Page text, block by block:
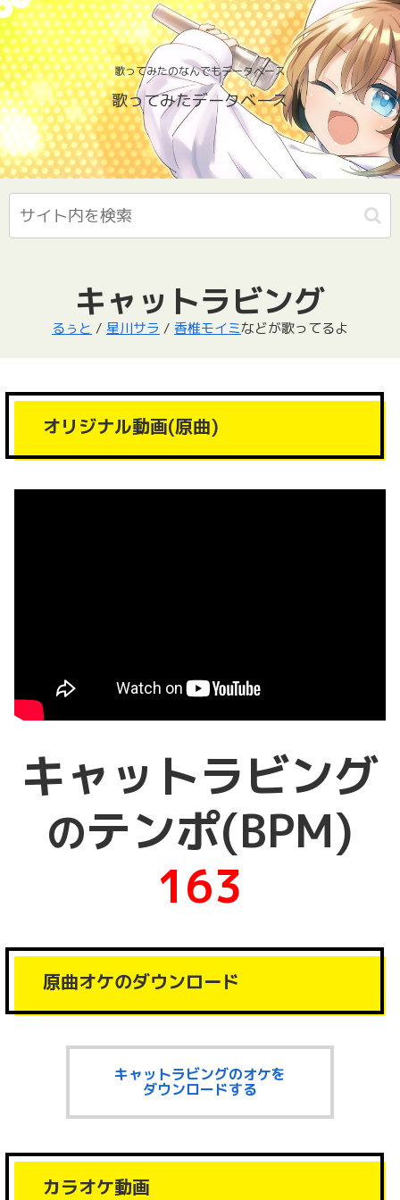
歌ってみたのなんでもデータベース
歌ってみたデータベース
キャットラビング
るぅと / 星川サラ / 香椎モイミなどが歌ってるよ
オリジナル動画(原曲)
キャットラビング
のテンポ(BPM)
163
原曲オケのダウンロード
キャットラビングのオケを
ダウンロードする
カラオケ動画